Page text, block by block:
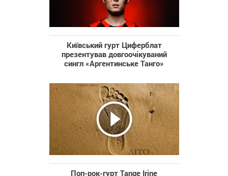
Київський гурт Циферблат
презентував довгоочікуваний
сингл «Аргентинське Танго»
Поп-рок-гурт Tange Irine